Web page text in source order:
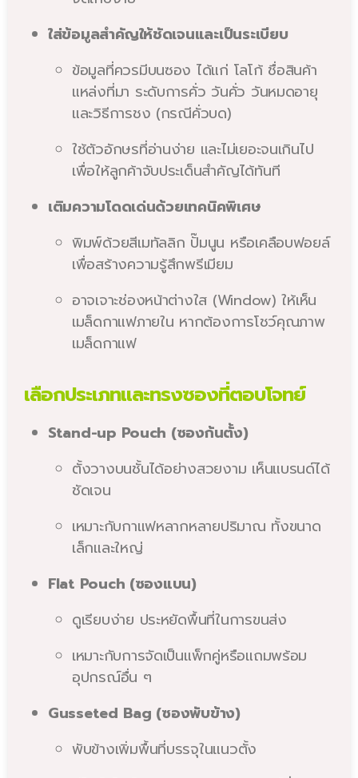
ใส่ข้อมูลสำคัญให้ชัดเจนและเป็นระเบียบ
ข้อมูลที่ควรมีบนซอง ได้แก่ โลโก้ ชื่อสินค้า
แหล่งที่มา ระดับการคั่ว วันคั่ว วันหมดอายุ
และวิธีการชง (กรณีคั่วบด)
ใช้ตัวอักษรที่อ่านง่าย และไม่เยอะจนเกินไป
เพื่อให้ลูกค้าจับประเด็นสำคัญได้ทันที
เติมความโดดเด่นด้วยเทคนิคพิเศษ
พิมพ์ด้วยสีเมทัลลิก ปั๊มนูน หรือเคลือบฟอยล์
เพื่อสร้างความรู้สึกพรีเมียม
อาจเจาะช่องหน้าต่างใส (Window) ให้เห็น
เมล็ดกาแฟภายใน หากต้องการโชว์คุณภาพ
เมล็ดกาแฟ
เลือกประเภทและทรงซองที่ตอบโจทย์
Stand-up Pouch (ซองก้นตั้ง)
ตั้งวางบนชั้นได้อย่างสวยงาม เห็นแบรนด์ได้
ชัดเจน
เหมาะกับกาแฟหลากหลายปริมาณ ทั้งขนาด
เล็กและใหญ่
Flat Pouch (ซองแบน)
ดูเรียบง่าย ประหยัดพื้นที่ในการขนส่ง
เหมาะกับการจัดเป็นแพ็กคู่หรือแถมพร้อม
อุปกรณ์อื่น ๆ
Gusseted Bag (ซองพับข้าง)
พับข้างเพิ่มพื้นที่บรรจุในแนวตั้ง